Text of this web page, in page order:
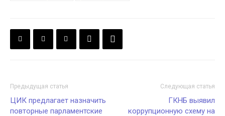
Предыдущая статья
ЦИК предлагает назначить
повторные парламентские
Следующая статья
ГКНБ выявил
коррупционную схему на